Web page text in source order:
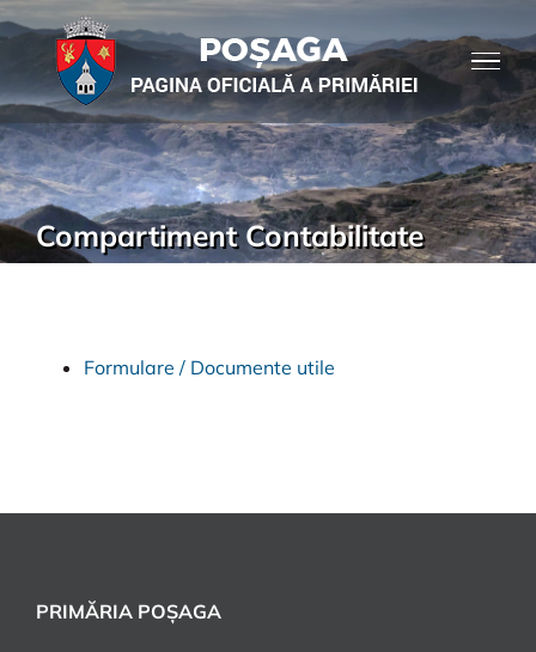
Compartiment Contabilitate
Formulare / Documente utile
PRIMĂRIA POȘAGA